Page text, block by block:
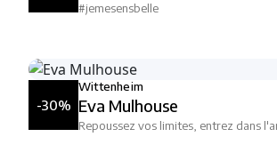
#jemesensbelle
-30%
Wittenheim
Eva Mulhouse
Repoussez vos limites, entrez dans